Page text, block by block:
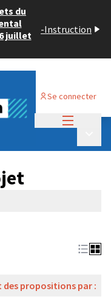
du
juillet
-Instruction
Se connecter
des propositions par :